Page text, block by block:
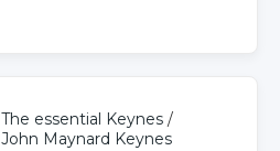
The essential Keynes /
John Maynard Keynes